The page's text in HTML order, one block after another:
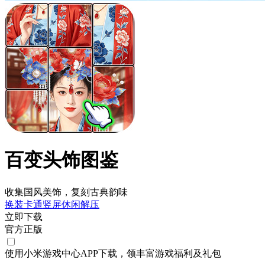
百变头饰图鉴
收集国风美饰，复刻古典韵味
换装卡通竖屏休闲解压
立即下载
官方正版
使用小米游戏中心APP下载 ，领丰富游戏福利 及礼包